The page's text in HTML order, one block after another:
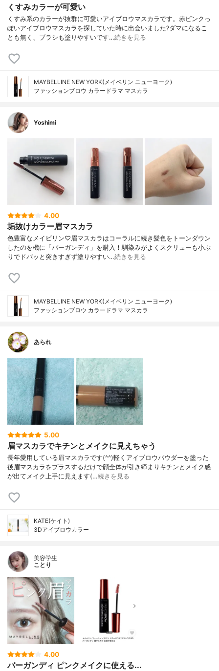
くすみカラーが可愛い
くすみ系のカラーが抜群に可愛いアイブロウマスカラです。赤ピンクっ
ぽいアイブロウマスカラを探していた時に出会いました?ダマになるこ
とも無く、ブラシも塗りやすいです…続きを見る
MAYBELLINE NEW YORK(メイベリン ニューヨーク)
ファッションブロウ カラードラマ マスカラ
Yoshimi
4.00
垢抜けカラー眉マスカラ
色豊富なメイビリン♡眉マスカラはコーラルに続き髪色をトーンダウン
したのを機に「バーガンディ」を購入！馴染みがよくスクリューも小ぶ
りでドバッと突きすぎず塗りやすい…続きを見る
MAYBELLINE NEW YORK(メイベリン ニューヨーク)
ファッションブロウ カラードラマ マスカラ
あられ
5.00
眉マスカラでキチンとメイクに見えちゃう
長年愛用している眉マスカラです(^^)軽くアイブロウパウダーを塗った
後眉マスカラをプラスするだけで顔全体が引き締まりキチンとメイク感
が出てメイク上手に見えます(…続きを見る
KATE(ケイト)
3Dアイブロウカラー
美容学生
ことり
4.00
バーガンディ ピンクメイクに使える...